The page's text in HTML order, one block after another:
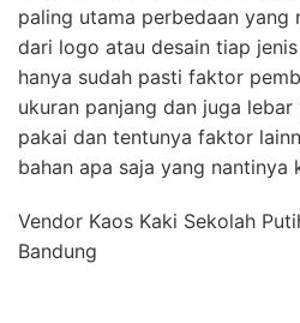
paling utama perbedaan yang
dari logo atau desain tiap
hanya sudah pasti faktor
ukuran panjang dan juga
pakai dan tentunya faktor
bahan apa saja yang nantinya
Vendor Kaos Kaki Sekolah
Bandung